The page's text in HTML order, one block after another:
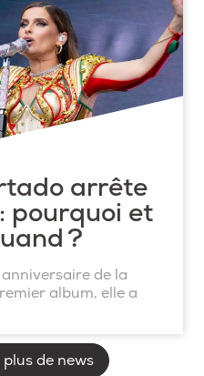
arrête
pourquoi et
?
de la
album, elle a
plus de news